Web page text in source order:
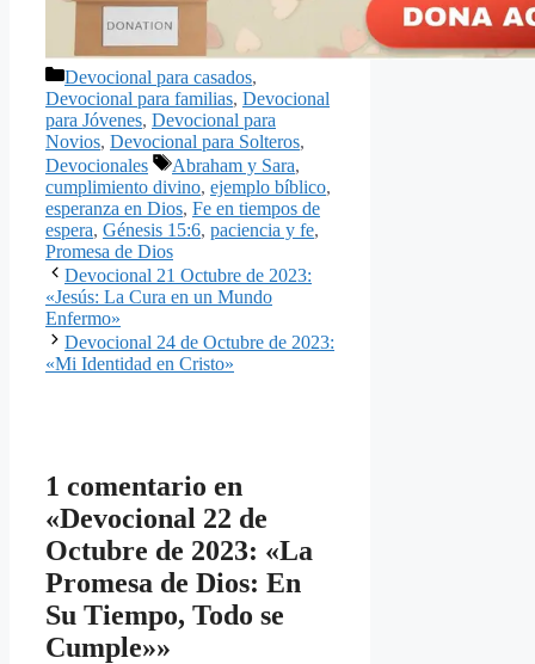
Categorías
Devocional para casados,
Devocional para familias, Devocional
para Jóvenes, Devocional para
Novios, Devocional para Solteros,
Devocionales
Etiquetas
Abraham y Sara,
cumplimiento divino, ejemplo bíblico,
esperanza en Dios, Fe en tiempos de
espera, Génesis 15:6, paciencia y fe,
Promesa de Dios
Devocional 21 Octubre de 2023:
«Jesús: La Cura en un Mundo
Enfermo»
Devocional 24 de Octubre de 2023:
«Mi Identidad en Cristo»
1 comentario en
«Devocional 22 de
Octubre de 2023: «La
Promesa de Dios: En
Su Tiempo, Todo se
Cumple»»